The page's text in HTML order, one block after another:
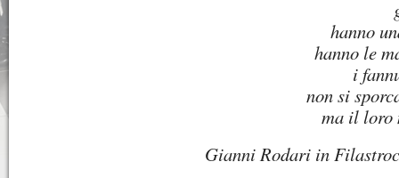
hanno
hanno le
i
non si
ma il loro
Gianni Rodari in